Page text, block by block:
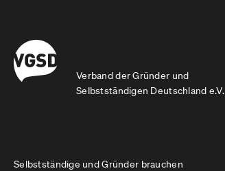
Verband der Gründer und
Selbstständigen Deutschland e.V.
Selbstständige und Gründer brauchen